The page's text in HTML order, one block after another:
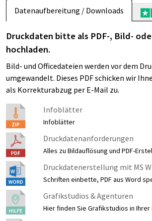
Datenaufbereitung / Downloads
Druckdaten bitte als PDF-, Bild-
hochladen.
Bild- und Officedateien werden vor dem
umgewandelt. Dieses PDF schicken wir
als Korrekturabzug per E-Mail zu.
Infoblätter
Infoblätter
Druckdatenanforderungen
Alles zu Bildauflösung und PDF-
Druckdatenerstellung mit MS
Schriften einbette, PDF aus Word
Grafikstudios & Agenturen
Hier finden Sie Grafikstudios in Ihrer